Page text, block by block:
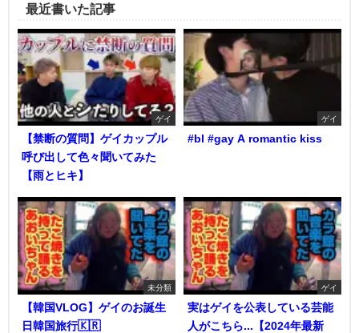
最近書いた記事
ゲイ
【禁断の質問】ゲイカップル
呼び出して色々聞いてみた
【雨とヒキ】
ゲイ
#bl #gay A romantic kiss
未分類
【韓国VLOG】ゲイのお誕生
日韓国旅行🇰🇷
ゲイ
実はゲイを公表している芸能
人がこちら...【2024年最新